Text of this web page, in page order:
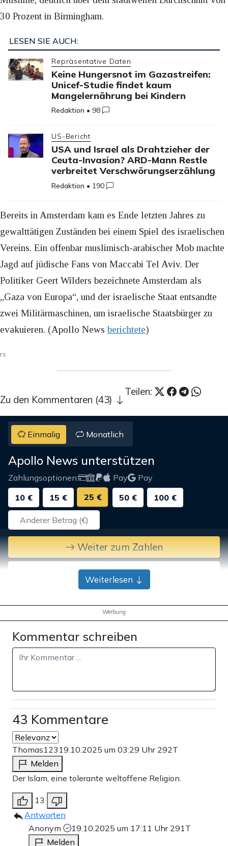
30 Prozent in Birmingham.
LESEN SIE AUCH:
Repräsentative Daten
Keine Hungersnot im Gazastreifen:
Unicef-Studie findet kaum
Mangelernährung bei Kindern
Redaktion • 98
US-Bericht
USA und Israel als Drahtzieher der
Ceuta-Invasion? ARD-Mann Restle
verbreitet Verschwörungserzählung
Redaktion • 190
Bereits in Amsterdam kam es Ende letzten Jahres zu
gewalttätigen Zuständen bei einem Spiel des israelischen
Vereins. Ein offenbar muslimisch-arabischer Mob machte
Jagd auf jüdische Fans von Maccabi Tel Aviv. Der
Politiker Geert Wilders bezeichnete Amsterdam als
„Gaza von Europa“, und der israelische Staat entsandte
zwei Militärmaschinen, um israelische Staatsbürger zu
evakuieren. (Apollo Newsberichtete)
rs
Teilen:
Zu den Kommentaren (43)
Einmalig Monatlich
Apollo News unterstützen
Zahlungsoptionen: Pay
Pay
10 €
15 € 25 € 50 € 100 €
Weiter zum Zahlen
Bank-Überweisung
Weiterlesen
Werbung
Kommentar schreiben
43 Kommentare
Thomas123 19.10.2025 um 03:29 Uhr 292T
Melden
Der Islam, eine tolerante weltoffene Religion.
13
Antworten
Anonym
19.10.2025 um 17:11 Uhr 291T
Melden